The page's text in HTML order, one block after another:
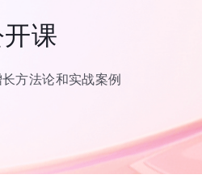
课
方法论和实战案例